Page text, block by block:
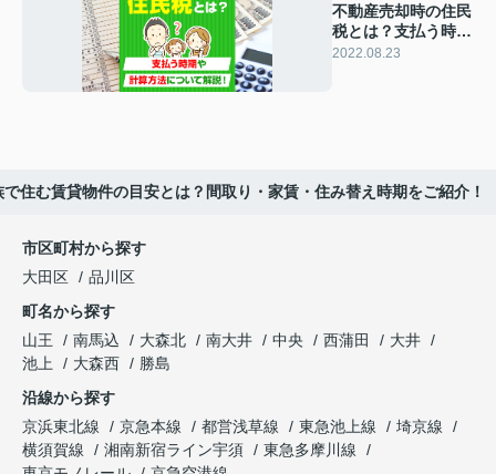
不動産売却時の住民
税とは？支払う時期
や計算方法について
2022.08.23
で住む賃貸物件の目安とは？間取り・家賃・住み替え時期をご紹介！
市区町村から探す
大田区
品川区
町名から探す
山王
南馬込 大森北 南大井 中央 西蒲田
大井
池上
大森西
勝島
沿線から探す
京浜東北線
京急本線 都営浅草線 東急池上線
埼京線
横須賀線
湘南新宿ライン宇須
東急多摩川線